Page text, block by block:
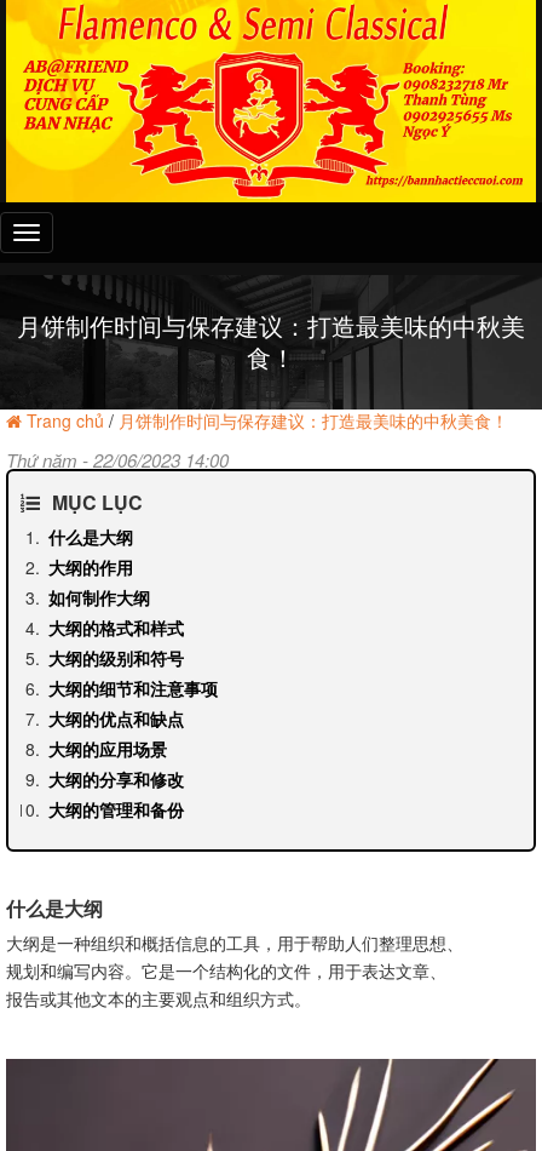
Đây
là
menu
月饼制作时间与保存建议：打造最美味的中秋美
食！
Trang chủ / 月饼制作时间与保存建议：打造最美味的中秋美食！
Thứ năm - 22/06/2023 14:00
MỤC LỤC
什么是大纲
大纲的作用
如何制作大纲
大纲的格式和样式
大纲的级别和符号
大纲的细节和注意事项
大纲的优点和缺点
大纲的应用场景
大纲的分享和修改
大纲的管理和备份
什么是大纲
大纲是一种组织和概括信息的工具，用于帮助人们整理思想、
规划和编写内容。它是一个结构化的文件，用于表达文章、
报告或其他文本的主要观点和组织方式。